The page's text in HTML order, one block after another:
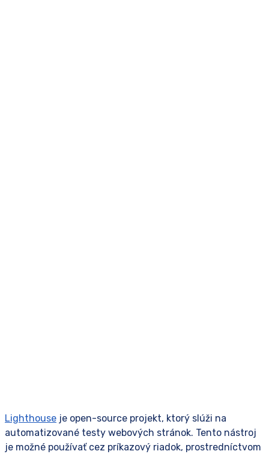
Lighthouse je open-source projekt, ktorý slúži na
automatizované testy webových stránok. Tento nástroj
je možné používať cez príkazový riadok, prostredníctvom